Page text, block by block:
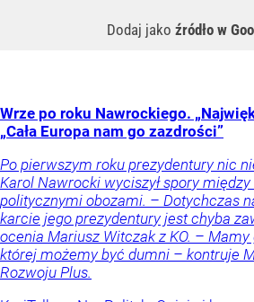
Dodaj jako źródło w
Wrze po roku Nawrockiego.
„Cała Europa nam go zazdrości”
Po pierwszym roku prezydentury nic
Karol Nawrocki wyciszył spory
politycznymi obozami. – Dotychczas
karcie jego prezydentury jest chyba
ocenia Mariusz Witczak z KO. – Mamy
której możemy być dumni – kontruje
Rozwoju Plus.